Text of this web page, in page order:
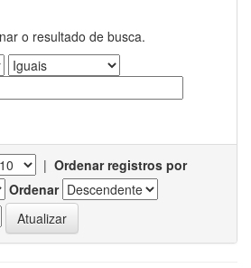
o resultado de busca.
| Ordenar registros por
Ordenar